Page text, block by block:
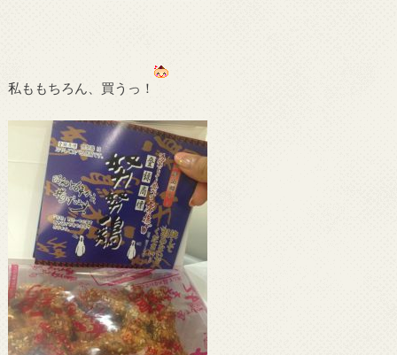
私ももちろん、買うっ！